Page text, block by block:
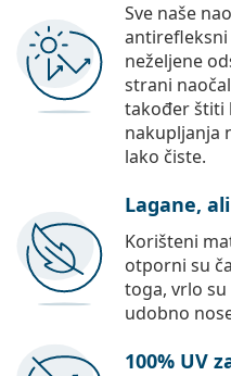
Sve naše
antirefleksni
neželjene
strani
također štiti
nakupljanja
lako čiste.
Lagane,
Korišteni
otporni su
toga, vrlo su
udobno
100% UV